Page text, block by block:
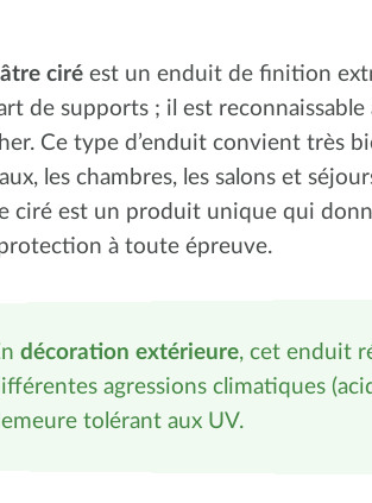
ciré est un enduit de finition
de supports ; il est
Ce type d’enduit convient très
les chambres, les salons et
ciré est un produit unique qui
à toute épreuve.
décoration extérieure, cet enduit
agressions climatiques
tolérant aux UV.